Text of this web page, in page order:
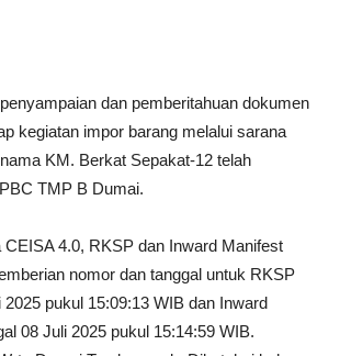
dan pemberitahuan dokumen
kegiatan impor barang melalui sarana
KM. Berkat Sepakat-12 telah
TMP B Dumai.
4.0, RKSP dan Inward Manifest
nomor dan tanggal untuk RKSP
2025 pukul 15:09:13 WIB dan Inward
08 Juli 2025 pukul 15:14:59 WIB.